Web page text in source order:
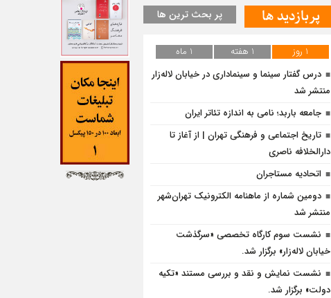
پربازدید ها پر بحث ترین ها
1 روز 1 هفته
1 ماه
درس گفتار سینما و سینماداری در خیابان لاله‌زار
منتشر شد
جامعه باربد؛ نامی به اندازه تئاتر ایران
تاریخ اجتماعی و فرهنگی تهران | از آغاز تا
دارالخلافه ناصری
اتحادیه مستاجران
دومین شماره از ماهنامه الکترونیک تهران‌شهر
منتشر شد
نشست سوم کارگاه تخصصی «سرگذشت
خیابان لاله‌زار» برگزار شد.
نشست نمایش و نقد و بررسی مستند «تکیه
دولت» برگزار شد.